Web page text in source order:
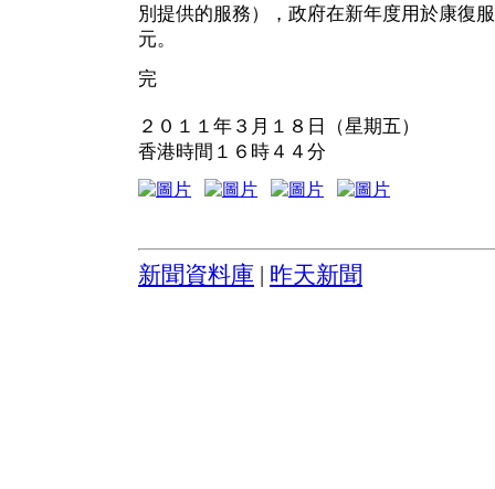
別提供的服務），政府在新年度用於康復
元。
完
２０１１年３月１８日（星期五）
香港時間１６時４４分
新聞資料庫 昨天新聞